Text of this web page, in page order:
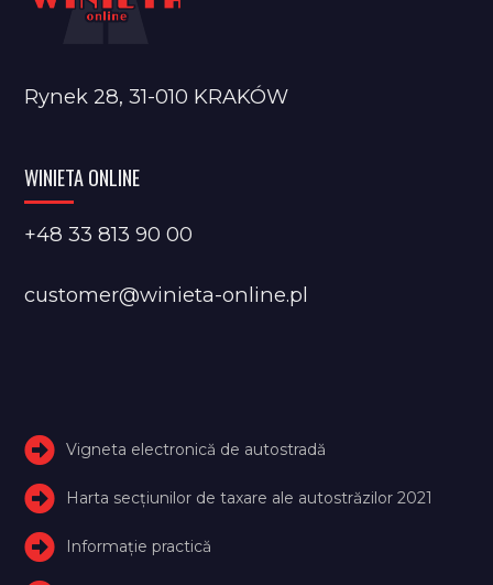
Rynek 28, 31-010 KRAKÓW
WINIETA ONLINE
+48 33 813 90 00
customer@winieta-online.pl
Vigneta electronică de autostradă
Harta secțiunilor de taxare ale autostrăzilor 2021
Informație practică